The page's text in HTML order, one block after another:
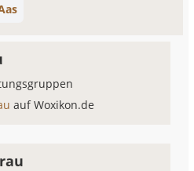
auf Woxikon.de